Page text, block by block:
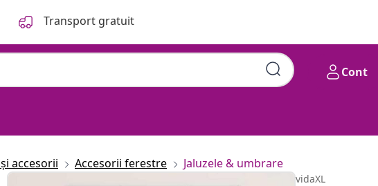
Transport gratuit
Cont
accesorii Accesorii ferestre Jaluzele & umbrare
vidaXL